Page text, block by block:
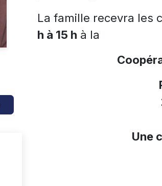
La famille recevra les
h à 15 h à la
Une